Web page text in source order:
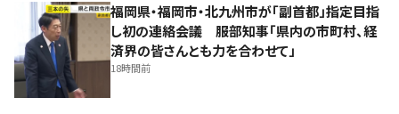
福岡県・福岡市・北九州市が「副首都」指定目指
し初の連絡会議 服部知事「県内の市町村、経
済界の皆さんとも力を合わせて」
18時間前